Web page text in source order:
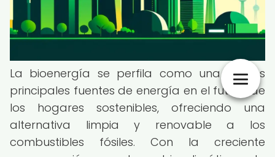
La bioenergía se perfila como una de las
principales fuentes de energía en el futuro de
los hogares sostenibles, ofreciendo una
alternativa limpia y renovable a los
combustibles fósiles. Con la creciente